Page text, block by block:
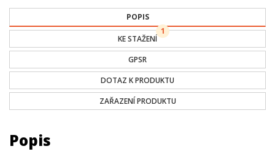
POPIS
KE STAŽENÍ
1
GPSR
DOTAZ K PRODUKTU
ZAŘAZENÍ PRODUKTU
Popis